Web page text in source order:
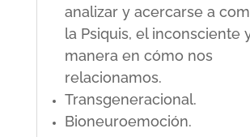
analizar y acercarse a
la Psiquis, el inconsciente
manera en cómo nos
relacionamos.
Transgeneracional.
Bioneuroemoción.